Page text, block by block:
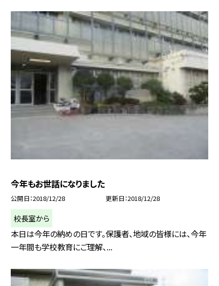
今年もお世話になりました
公開日 2018/12/28 更新日 2018/12/28
校長室から
本日は今年の納めの日です。保護者、地域の皆様には、今年
一年間も学校教育にご理解、...